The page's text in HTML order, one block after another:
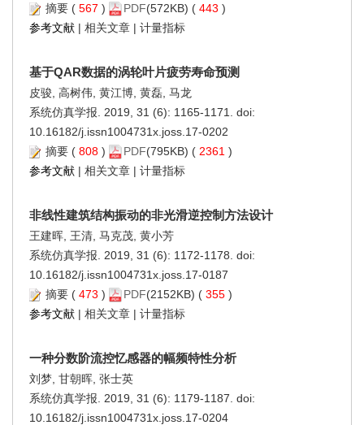
摘要 ( 567 ) PDF(572KB) ( 443 )
参考文献 | 相关文章 | 计量指标
基于QAR数据的涡轮叶片疲劳寿命预测
皮骏, 高树伟, 黄江博, 黄磊, 马龙
系统仿真学报. 2019, 31 (6): 1165-1171. doi:
10.16182/j.issn1004731x.joss.17-0202
摘要 ( 808 ) PDF(795KB) ( 2361 )
参考文献 | 相关文章 | 计量指标
非线性建筑结构振动的非光滑逆控制方法设计
王建晖, 王清, 马克茂, 黄小芳
系统仿真学报. 2019, 31 (6): 1172-1178. doi:
10.16182/j.issn1004731x.joss.17-0187
摘要 ( 473 ) PDF(2152KB) ( 355 )
参考文献 | 相关文章 | 计量指标
一种分数阶流控忆感器的幅频特性分析
刘梦, 甘朝晖, 张士英
系统仿真学报. 2019, 31 (6): 1179-1187. doi:
10.16182/j.issn1004731x.joss.17-0204